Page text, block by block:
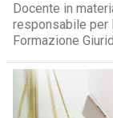
Docente in
responsabile
Formazione